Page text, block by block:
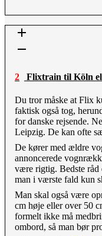
2 Flixtrain til Köln
Du tror måske at Flix
faktisk også tog,
for danske rejsende.
Leipzig. De kan ofte
De kører med ældre
annoncerede
være rigtig. Bedste råd
man i værste fald kun
Man skal også være
cm høje eller over 50
formelt ikke må
ombord, så man bør